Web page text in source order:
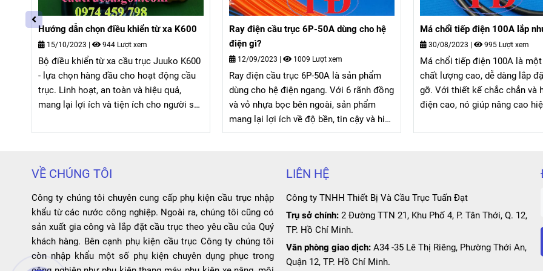
Ray điện cầu trục 6P-50A dùng cho hệ
điện gì?
12/09/2023| 1009 Lượt xem
Ray điện cầu trục 6P-50A là sản phẩm
dùng cho hệ điện ngang. Với 6 rãnh đồng
và vỏ nhựa bọc bên ngoài, sản phẩm
suất cao.
Má chổi tiếp điện 100A lắp như thế nào?
30/08/2023
Má chổi tiếp điện 100A là một sản phẩm
chất lượng cao, dễ dàng lắp đặt và tháo
gỡ. Với thiết kế chắc chắn và hiệu suất
điện cao, nó giúp nâng cao hiệu suất làm
việc và kéo dài tuổi thọ của máy móc.
Đĩa thắng palang cầu trục các
24/03/2025 | 768 Lượt xem
Đĩa thắng palang cầu trục các
tiết quan trọng trong cụm
palang cầu trục, của các hãng
LGM, Sungdo, KG, Mitsu,
DOSU, …
VỀ CHÚNG TÔI
Công ty chúng tôi chuyên cung cấp phụ kiện cầu trục nhập
khẩu từ các nước công nghiệp. Ngoài ra, chúng tôi cũng có
sản xuất gia công và lắp đặt cầu trục theo yêu cầu của Quý
khách hàng. Bên cạnh phụ kiện cầu trục Công ty chúng tôi
còn nhập khẩu một số phụ kiện chuyên dụng phục trong
LIÊN HỆ
Công ty TNHH Thiết Bị Và Cầu Trục Tuấn Đạt
Trụ sở chính: 2 Đường TTN 21, Khu Phố 4, P. Tân Thới, Q. 12,
TP. Hồ Chí Minh.
Văn phòng giao dịch: A34 -35 Lê Thị Riêng, Phường Thới An,
Quận 12, TP. Hồ Chí Minh.